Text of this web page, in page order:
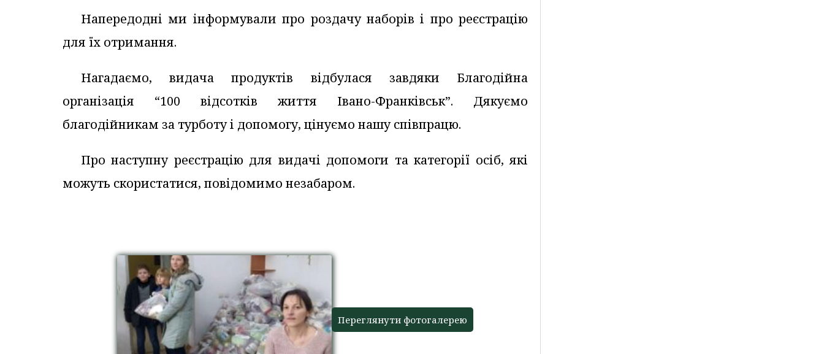
Напередодні ми інформували про роздачу наборів і про реєстрацію
для їх отримання.
Нагадаємо, видача продуктів відбулася завдяки Благодійна
організація “100 відсотків життя Івано-Франківськ”. Дякуємо
благодійникам за турботу і допомогу, цінуємо нашу співпрацю.
Про наступну реєстрацію для видачі допомоги та категорії осіб, які
можуть скористатися, повідомимо незабаром.
Переглянути фотогалерею